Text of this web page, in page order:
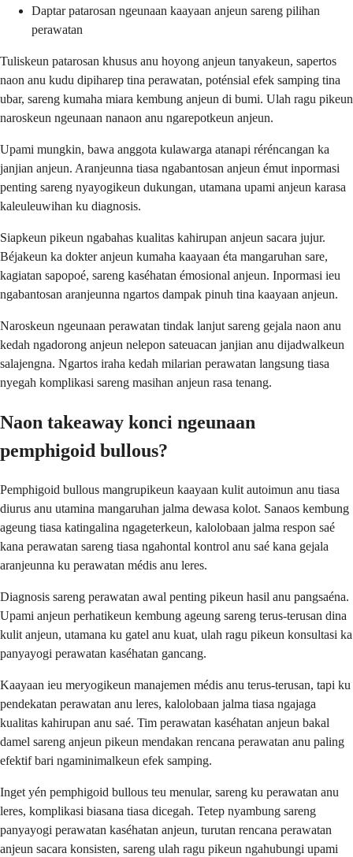
Daptar patarosan ngeunaan kaayaan anjeun sareng pilihan
perawatan
Tuliskeun patarosan khusus anu hoyong anjeun tanyakeun, sapertos
naon anu kudu dipiharep tina perawatan, poténsial efek samping tina
ubar, sareng kumaha miara kembung anjeun di bumi. Ulah ragu pikeun
naroskeun ngeunaan nanaon anu ngarepotkeun anjeun.
Upami mungkin, bawa anggota kulawarga atanapi réréncangan ka
janjian anjeun. Aranjeunna tiasa ngabantosan anjeun émut inpormasi
penting sareng nyayogikeun dukungan, utamana upami anjeun karasa
kaleuleuwihan ku diagnosis.
Siapkeun pikeun ngabahas kualitas kahirupan anjeun sacara jujur.
Béjakeun ka dokter anjeun kumaha kaayaan éta mangaruhan sare,
kagiatan sapopoé, sareng kaséhatan émosional anjeun. Inpormasi ieu
ngabantosan aranjeunna ngartos dampak pinuh tina kaayaan anjeun.
Naroskeun ngeunaan perawatan tindak lanjut sareng gejala naon anu
kedah ngadorong anjeun nelepon sateuacan janjian anu dijadwalkeun
salajengna. Ngartos iraha kedah milarian perawatan langsung tiasa
nyegah komplikasi sareng masihan anjeun rasa tenang.
Naon takeaway konci ngeunaan
pemphigoid bullous?
Pemphigoid bullous mangrupikeun kaayaan kulit autoimun anu tiasa
diurus anu utamina mangaruhan jalma dewasa kolot. Sanaos kembung
ageung tiasa katingalina ngageterkeun, kalolobaan jalma respon saé
kana perawatan sareng tiasa ngahontal kontrol anu saé kana gejala
aranjeunna ku perawatan médis anu leres.
Diagnosis sareng perawatan awal penting pikeun hasil anu pangsaéna.
Upami anjeun perhatikeun kembung ageung sareng terus-terusan dina
kulit anjeun, utamana ku gatel anu kuat, ulah ragu pikeun konsultasi ka
panyayogi perawatan kaséhatan gancang.
Kaayaan ieu meryogikeun manajemen médis anu terus-terusan, tapi ku
pendekatan perawatan anu leres, kalolobaan jalma tiasa ngajaga
kualitas kahirupan anu saé. Tim perawatan kaséhatan anjeun bakal
damel sareng anjeun pikeun mendakan rencana perawatan anu paling
efektif bari ngaminimalkeun efek samping.
Inget yén pemphigoid bullous teu menular, sareng ku perawatan anu
leres, komplikasi biasana tiasa dicegah. Tetep nyambung sareng
panyayogi perawatan kaséhatan anjeun, turutan rencana perawatan
anjeun sacara konsisten, sareng ulah ragu pikeun ngahubungi upami